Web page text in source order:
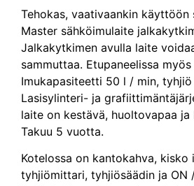
Tehokas, vaativaankin käyttöön
Master sähköimulaite
Jalkakytkimen avulla laite
sammuttaa. Etupaneelissa
Imukapasiteetti 50 l / min,
Lasisylinteri- ja
laite on kestävä, huoltovapaa ja
Takuu 5 vuotta.
Kotelossa on kantokahva, kisko
tyhjiömittari, tyhjiösäädin ja ON